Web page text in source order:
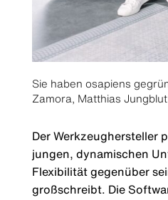
Sie haben osapiens
Zamora, Matthias
Der Werkzeughersteller
jungen, dynamischen
Flexibilität gegenüber
großschreibt. Die